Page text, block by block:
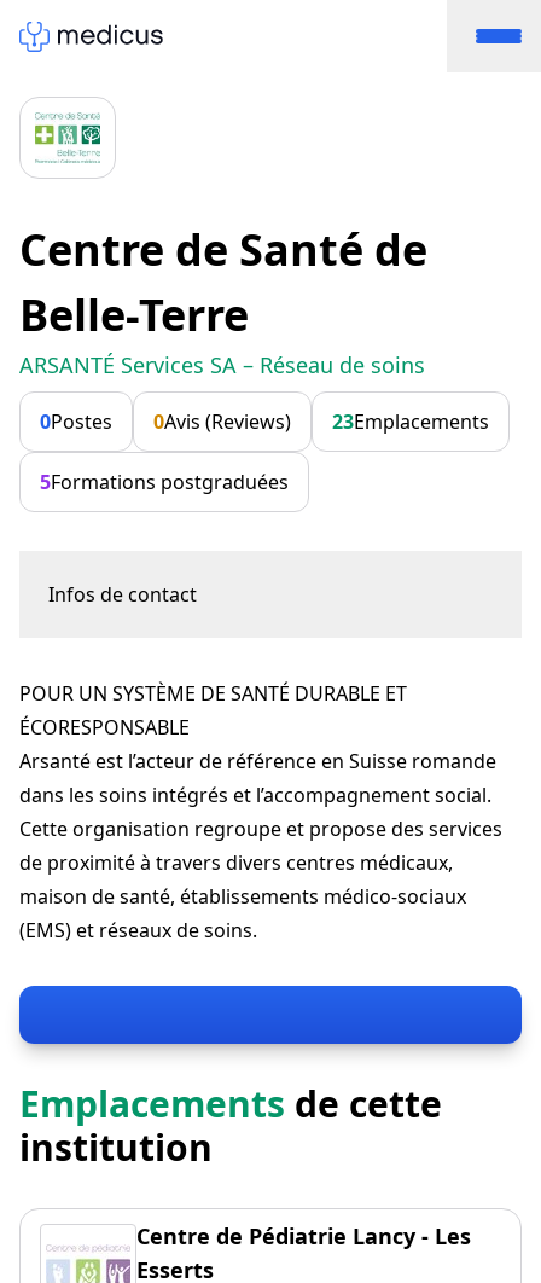
Centre de Santé de
Belle-Terre
ARSANTÉ Services SA – Réseau de soins
0Postes 0Avis (Reviews) 23Emplacements
5Formations postgraduées
Infos de contact
Marie Weibel
partenariat.medecin@arsante.ch
cmbelleterre.ch
POUR UN SYSTÈME DE SANTÉ DURABLE ET
ÉCORESPONSABLE
Arsanté est l’acteur de référence en Suisse romande
dans les soins intégrés et l’accompagnement social.
Cette organisation regroupe et propose des services
de proximité à travers divers centres médicaux,
maison de santé, établissements médico-sociaux
(EMS) et réseaux de soins.
Emplacements de cette
institution
Centre de Pédiatrie Lancy - Les
Esserts